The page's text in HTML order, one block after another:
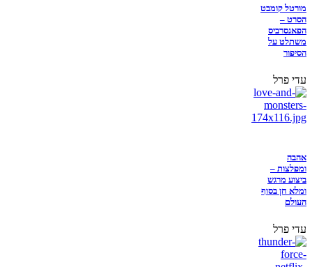
מורטל קומבט
הסרט –
הפאנסרביס
משתלט על
הסיפור
עדי פרל
אהבה
ומפלצות –
ביצוע מרגש
ומלא חן בסוף
העולם
עדי פרל